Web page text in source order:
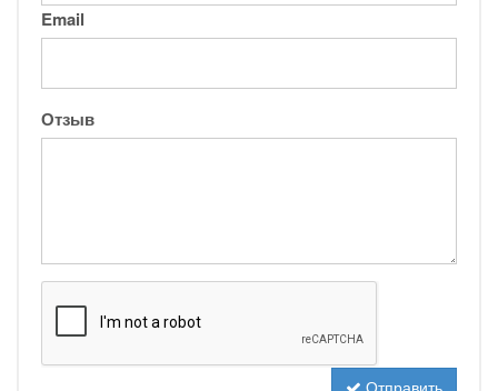
Email
Отзыв
Отправить